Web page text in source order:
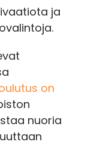
ja
on
nuoria